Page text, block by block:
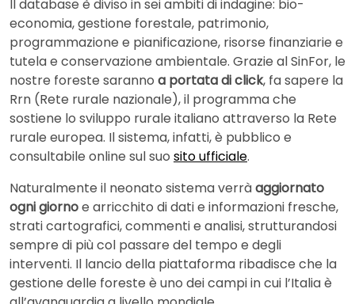
Il database è diviso in sei ambiti di indagine: bio-
economia, gestione forestale, patrimonio,
programmazione e pianificazione, risorse finanziarie e
tutela e conservazione ambientale. Grazie al SinFor, le
nostre foreste saranno a portata di click, fa sapere la
Rrn (Rete rurale nazionale), il programma che
sostiene lo sviluppo rurale italiano attraverso la Rete
rurale europea. Il sistema, infatti, è pubblico e
consultabile online sul suo sito ufficiale.
Naturalmente il neonato sistema verràaggiornato
ogni giornoe arricchito di dati e informazioni fresche,
strati cartografici, commenti e analisi, strutturandosi
sempre di più col passare del tempo e degli
interventi. Il lancio della piattaforma ribadisce che la
gestione delle foreste è uno dei campi in cui l’Italia è